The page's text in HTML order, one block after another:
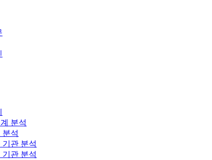
분석
분석
기관 분석
기관 분석